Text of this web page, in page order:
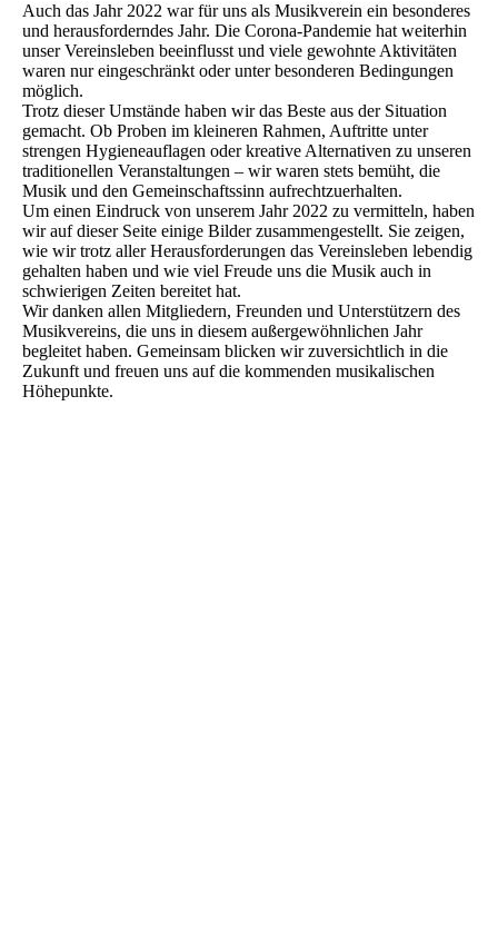
Auch das Jahr 2022 war für uns als Musikverein ein besonderes
und herausforderndes Jahr. Die Corona-Pandemie hat weiterhin
unser Vereinsleben beeinflusst und viele gewohnte Aktivitäten
waren nur eingeschränkt oder unter besonderen Bedingungen
möglich.
Trotz dieser Umstände haben wir das Beste aus der Situation
gemacht. Ob Proben im kleineren Rahmen, Auftritte unter
strengen Hygieneauflagen oder kreative Alternativen zu unseren
traditionellen Veranstaltungen – wir waren stets bemüht, die
Musik und den Gemeinschaftssinn aufrechtzuerhalten.
Um einen Eindruck von unserem Jahr 2022 zu vermitteln, haben
wir auf dieser Seite einige Bilder zusammengestellt. Sie zeigen,
wie wir trotz aller Herausforderungen das Vereinsleben lebendig
gehalten haben und wie viel Freude uns die Musik auch in
schwierigen Zeiten bereitet hat.
Wir danken allen Mitgliedern, Freunden und Unterstützern des
Musikvereins, die uns in diesem außergewöhnlichen Jahr
begleitet haben. Gemeinsam blicken wir zuversichtlich in die
Zukunft und freuen uns auf die kommenden musikalischen
Höhepunkte.